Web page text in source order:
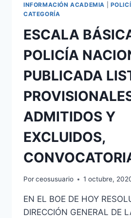
INFORMACIÓN ACADEMIA
CATEGORÍA
ESCALA
POLICÍA
PUBLICADA
ADMITIDOS Y
EXCLUIDOS,
Porceosusuario 1 octubre,
EN EL BOE DE HOY
DIRECCIÓN GENERAL DE